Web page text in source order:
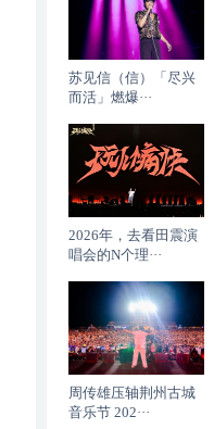
苏见信（信）「尽兴
而活」燃爆···
2026年，去看田震演
唱会的N个理···
周传雄压轴荆州古城
音乐节 202···